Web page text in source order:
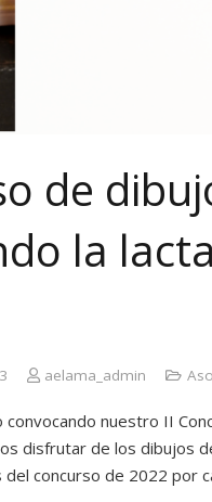
de
la
aelama_admin
convocando nuestro II
disfrutar de los dibujos
concurso de 2022 por